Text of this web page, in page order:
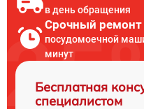
в день обращения
Срочный ремонт
посудомоечной
минут
Бесплатная
специалистом